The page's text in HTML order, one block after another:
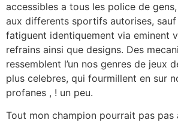
accessibles a tous les police de
aux differents sportifs autorises,
fatiguent identiquement via eminent
refrains ainsi que designs. Des
ressemblent l’un nos genres de jeux
plus celebres, qui fourmillent en sur
profanes , ! un peu.
Tout mon champion pourrait pas pas